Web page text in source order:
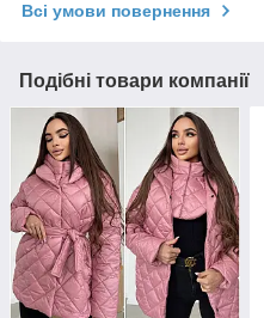
Всі умови повернення
Подібні товари компанії